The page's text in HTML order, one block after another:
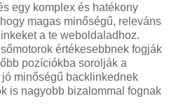
egy komplex és hatékony
magas minőségű, releváns
a te weboldaladhoz.
értékesebbnek fogják
pozíciókba sorolják a
minőségű backlinkednek
is nagyobb bizalommal fognak